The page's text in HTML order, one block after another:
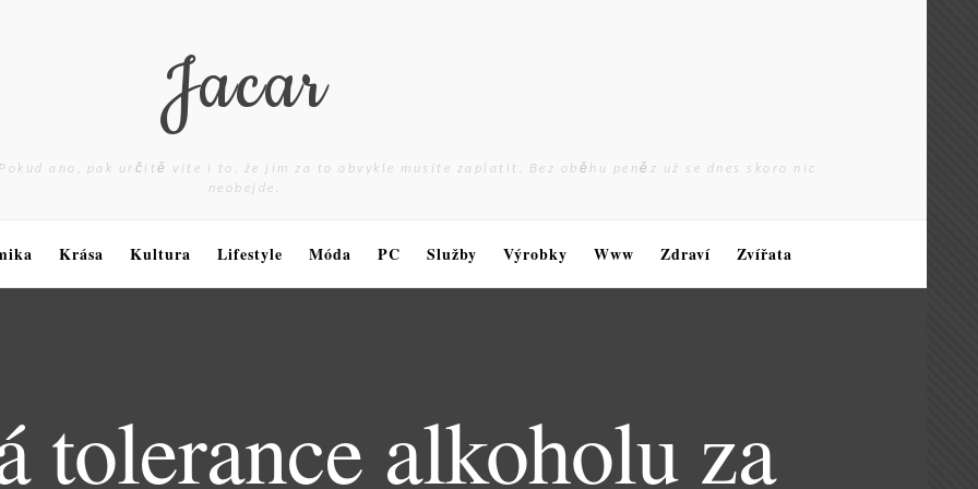
Jacar
ano, pak určitě víte i to, že jim za to obvykle musíte zaplatit. Bez oběhu peněz už se dnes skoro nic
neobejde.
Krása Kultura Lifestyle Móda PC Služby Výrobky Www Zdraví Zvířata
tolerance alkoholu za